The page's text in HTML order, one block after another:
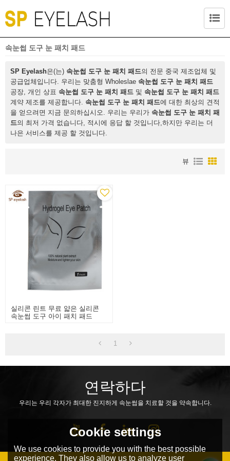
속눈썹 도구 눈 패치 패드
SP Eyelash은(는) 속눈썹 도구 눈 패치 패드의 전문 중국 제조업체 및
공급업체입니다. 우리는 맞춤형 Wholeslae 속눈썹 도구 눈 패치 패드
공장, 개인 상표 속눈썹 도구 눈 패치 패드 및 속눈썹 도구 눈 패치 패드
계약 제조를 제공합니다. 속눈썹 도구 눈 패치 패드에 대한 최상의 견적
을 얻으려면 지금 문의하십시오. 우리는 우리가 속눈썹 도구 눈 패치 패
드의 최저 가격 없습니다, 적시에 응답 할 것입니다,하지만 우리는 더
나은 서비스를 제공 할 것입니다.
뷰
실리콘 린트 무료 얇은 실리콘
속눈썹 도구 아이 패치 패드
1
연락하다
우리는 우리 각자가 최대한 진지하게 속눈썹을 치료할 것을 약속합니다.
Cookie settings
We use cookies to provide you with the best possible
experience. They also allow us to analyze user